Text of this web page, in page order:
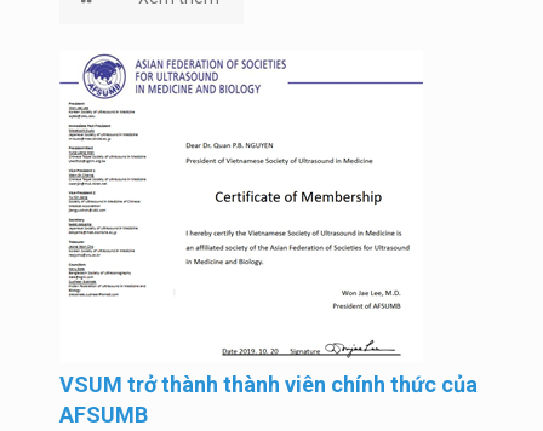
VSUM trở thành thành viên chính thức của
AFSUMB